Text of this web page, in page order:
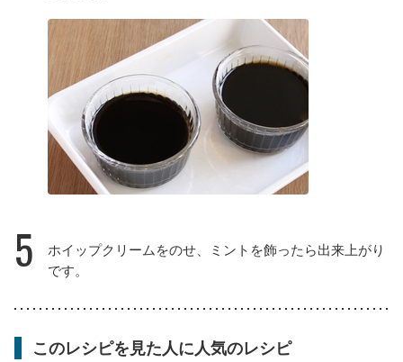
5
ホイップクリームをのせ、ミントを飾ったら出来上がり
です。
このレシピを見た人に人気のレシピ